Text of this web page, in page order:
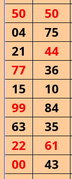
50
50
04
75
21
44
77
36
15
10
99
84
63
35
22
61
00
43